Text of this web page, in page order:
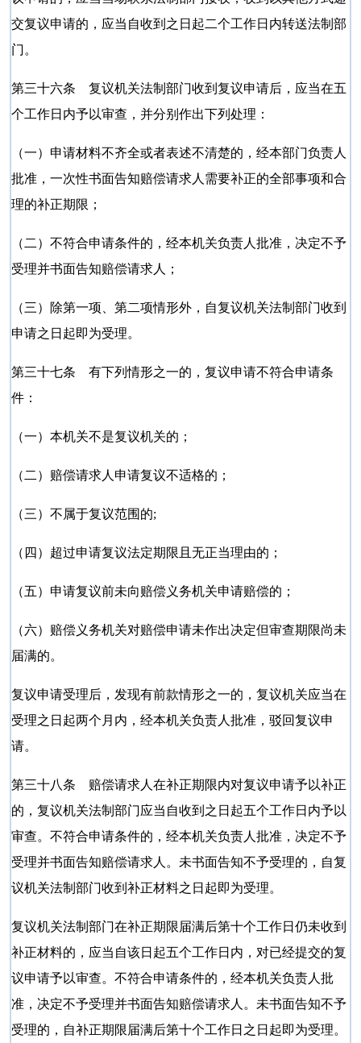
交复议申请的，应当自收到之日起二个工作日内转送法制部
门。
第三十六条 复议机关法制部门收到复议申请后，应当在五
个工作日内予以审查，并分别作出下列处理：
（一）申请材料不齐全或者表述不清楚的，经本部门负责人
批准，一次性书面告知赔偿请求人需要补正的全部事项和合
理的补正期限；
（二）不符合申请条件的，经本机关负责人批准，决定不予
受理并书面告知赔偿请求人；
（三）除第一项、第二项情形外，自复议机关法制部门收到
申请之日起即为受理。
第三十七条 有下列情形之一的，复议申请不符合申请条
件：
（一）本机关不是复议机关的；
（二）赔偿请求人申请复议不适格的；
（三）不属于复议范围的;
（四）超过申请复议法定期限且无正当理由的；
（五）申请复议前未向赔偿义务机关申请赔偿的；
（六）赔偿义务机关对赔偿申请未作出决定但审查期限尚未
届满的。
复议申请受理后，发现有前款情形之一的，复议机关应当在
受理之日起两个月内，经本机关负责人批准，驳回复议申
请。
第三十八条 赔偿请求人在补正期限内对复议申请予以补正
的，复议机关法制部门应当自收到之日起五个工作日内予以
审查。不符合申请条件的，经本机关负责人批准，决定不予
受理并书面告知赔偿请求人。未书面告知不予受理的，自复
议机关法制部门收到补正材料之日起即为受理。
复议机关法制部门在补正期限届满后第十个工作日仍未收到
补正材料的，应当自该日起五个工作日内，对已经提交的复
议申请予以审查。不符合申请条件的，经本机关负责人批
准，决定不予受理并书面告知赔偿请求人。未书面告知不予
受理的，自补正期限届满后第十个工作日之日起即为受理。